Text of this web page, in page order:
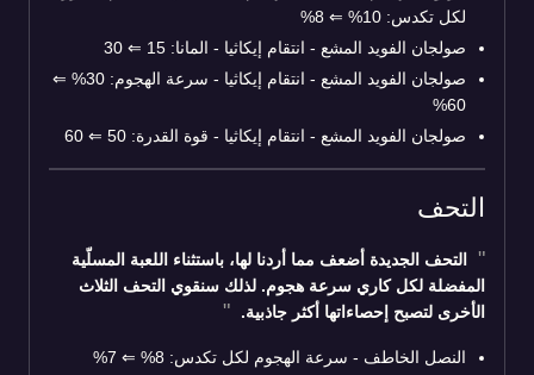
لكل تكدس: 10%
⇐
صولجان الفويد المشع - انتقام إيكاثيا - المانا: 15
⇐
صولجان الفويد المشع - انتقام إيكاثيا - سرعة الهجوم: 30%
⇐
60%
صولجان الفويد المشع - انتقام إيكاثيا - قوة القدرة: 50
⇐
التحف
التحف الجديدة أضعف مما أردنا لها، باستثناء اللعبة المسلّية
المفضلة لكل كاري سرعة هجوم. لذلك سنقوي التحف الثلاث
الأخرى لتصبح إحصاءاتها أكثر جاذبية.
النصل الخاطف - سرعة الهجوم لكل تكدس: 8% ⇐